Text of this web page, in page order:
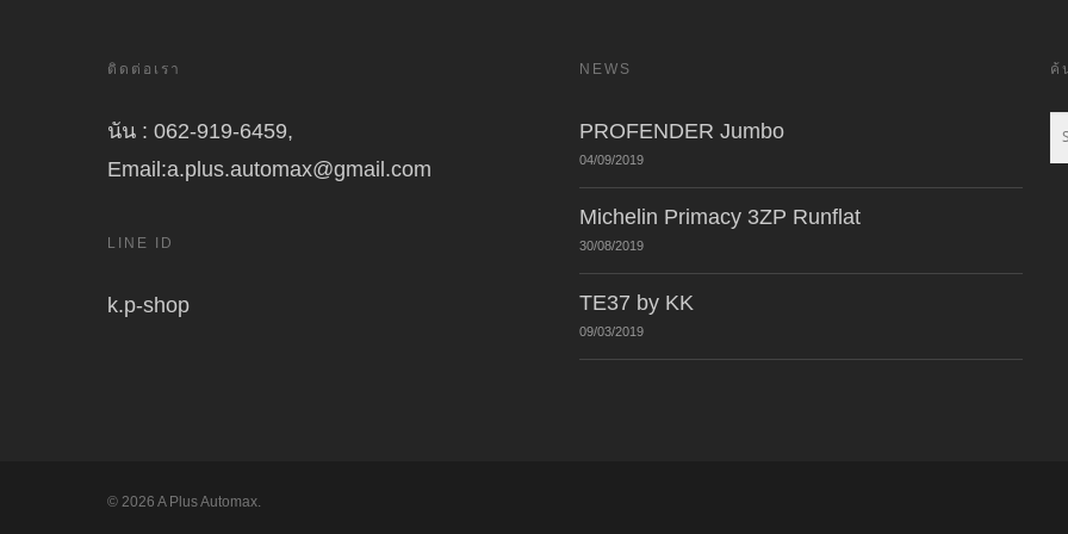
ติดต่อเรา
นัน : 062-919-6459,
Email:a.plus.automax@gmail.com
LINE ID
k.p-shop
NEWS
PROFENDER Jumbo
04/09/2019
Michelin Primacy 3ZP Runflat
30/08/2019
TE37 by KK
09/03/2019
ค้
© 2026 A Plus Automax.